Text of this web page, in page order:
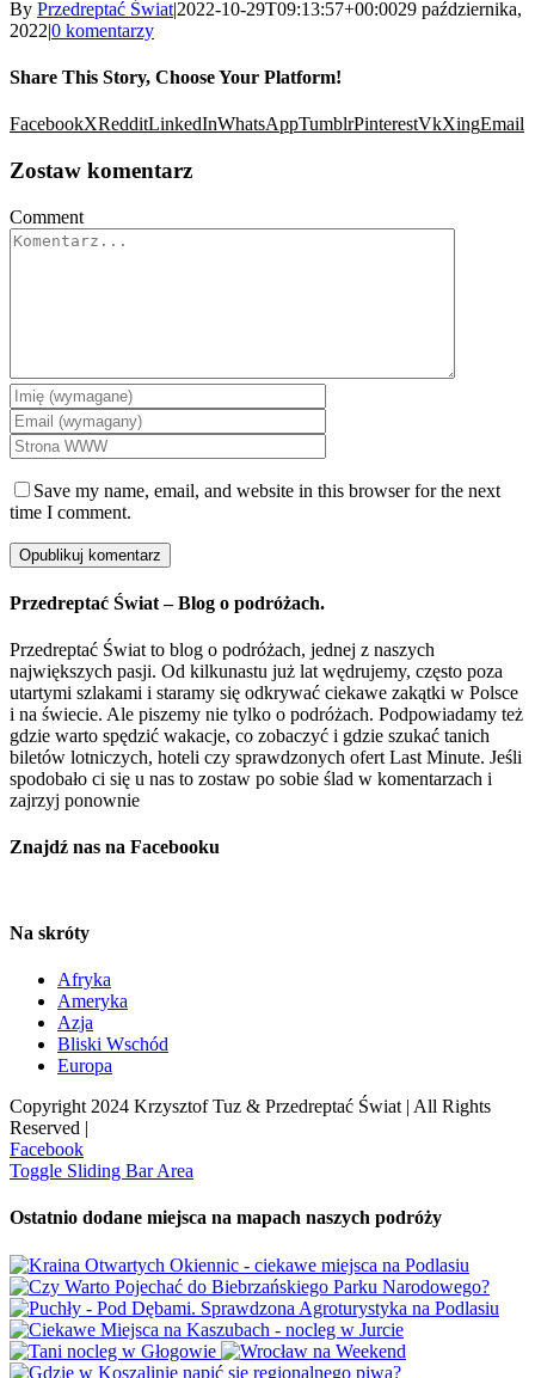
By Przedreptać Świat|2022-10-29T09:13:57+00:0029 października,
2022|0 komentarzy
Share This Story, Choose Your Platform!
FacebookXRedditLinkedInWhatsAppTumblrPinterestVkXingEmail
Zostaw komentarz
Comment
Save my name, email, and website in this browser for the next
time I comment.
Przedreptać Świat – Blog o podróżach.
Przedreptać Świat to blog o podróżach, jednej z naszych
największych pasji. Od kilkunastu już lat wędrujemy, często poza
utartymi szlakami i staramy się odkrywać ciekawe zakątki w Polsce
i na świecie. Ale piszemy nie tylko o podróżach. Podpowiadamy też
gdzie warto spędzić wakacje, co zobaczyć i gdzie szukać tanich
biletów lotniczych, hoteli czy sprawdzonych ofert Last Minute. Jeśli
spodobało ci się u nas to zostaw po sobie ślad w komentarzach i
zajrzyj ponownie
Znajdź nas na Facebooku
Na skróty
Afryka
Ameryka
Azja
Bliski Wschód
Europa
Copyright 2024 Krzysztof Tuz & Przedreptać Świat | All Rights
Reserved |
Facebook
Toggle Sliding Bar Area
Ostatnio dodane miejsca na mapach naszych podróży